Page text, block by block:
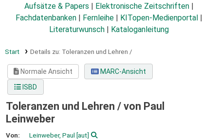
Aufsätze & Papers
Elektronische Zeitschriften
Fachdatenbanken
Fernleihe KITopen-Medienportal
Literaturwunsch
Kataloganleitung
Start Details zu: Toleranzen und Lehren /
Normale Ansicht
MARC-Ansicht
ISBD
Toleranzen und Lehren / von Paul
Leinweber
Von: Leinweber, Paul [aut]